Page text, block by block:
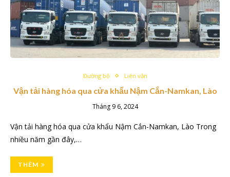
Đường bộ Liên vận
Vận tải hàng hóa qua cửa khẩu Nậm Cắn-Namkan, Lào
Tháng 9 6, 2024
Vận tải hàng hóa qua cửa khẩu Nậm Cắn-Namkan, Lào Trong
nhiều năm gần đây,…
THÊM